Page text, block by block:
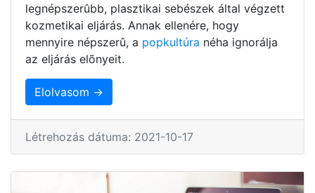
legnépszerûbb, plasztikai sebészek által végzett
kozmetikai eljárás. Annak ellenére, hogy
mennyire népszerû, a popkultúra néha ignorálja
az eljárás elõnyeit.
Elolvasom →
Létrehozás dátuma: 2021-10-17